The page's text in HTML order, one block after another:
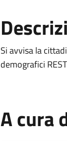
Si avvisa la
demografici
A cura